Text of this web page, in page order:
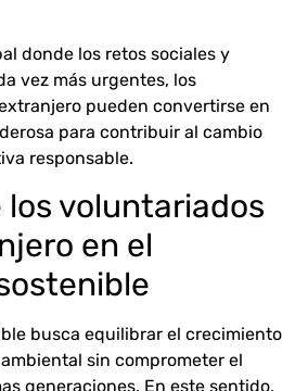
donde los retos sociales y
vez más urgentes, los
pueden convertirse en
para contribuir al cambio
responsable.
los voluntariados
en el
busca equilibrar el crecimiento
sin comprometer el
generaciones. En este sentido,